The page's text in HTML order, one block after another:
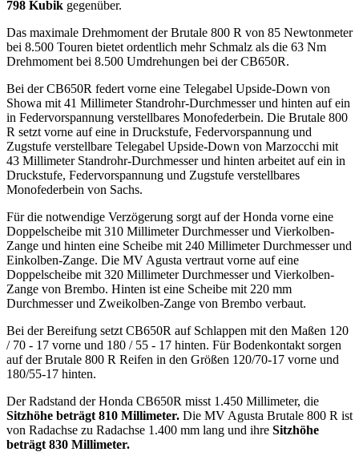
798 Kubik gegenüber.
Das maximale Drehmoment der Brutale 800 R von 85 Newtonmeter
bei 8.500 Touren bietet ordentlich mehr Schmalz als die 63 Nm
Drehmoment bei 8.500 Umdrehungen bei der CB650R.
Bei der CB650R federt vorne eine Telegabel Upside-Down von
Showa mit 41 Millimeter Standrohr-Durchmesser und hinten auf ein
in Federvorspannung verstellbares Monofederbein. Die Brutale 800
R setzt vorne auf eine in Druckstufe, Federvorspannung und
Zugstufe verstellbare Telegabel Upside-Down von Marzocchi mit
43 Millimeter Standrohr-Durchmesser und hinten arbeitet auf ein in
Druckstufe, Federvorspannung und Zugstufe verstellbares
Monofederbein von Sachs.
Für die notwendige Verzögerung sorgt auf der Honda vorne eine
Doppelscheibe mit 310 Millimeter Durchmesser und Vierkolben-
Zange und hinten eine Scheibe mit 240 Millimeter Durchmesser und
Einkolben-Zange. Die MV Agusta vertraut vorne auf eine
Doppelscheibe mit 320 Millimeter Durchmesser und Vierkolben-
Zange von Brembo. Hinten ist eine Scheibe mit 220 mm
Durchmesser und Zweikolben-Zange von Brembo verbaut.
Bei der Bereifung setzt CB650R auf Schlappen mit den Maßen 120
/ 70 - 17 vorne und 180 / 55 - 17 hinten. Für Bodenkontakt sorgen
auf der Brutale 800 R Reifen in den Größen 120/70-17 vorne und
180/55-17 hinten.
Der Radstand der Honda CB650R misst 1.450 Millimeter, die
Sitzhöhe beträgt 810 Millimeter. Die MV Agusta Brutale 800 R ist
von Radachse zu Radachse 1.400 mm lang und ihre Sitzhöhe
beträgt 830 Millimeter.